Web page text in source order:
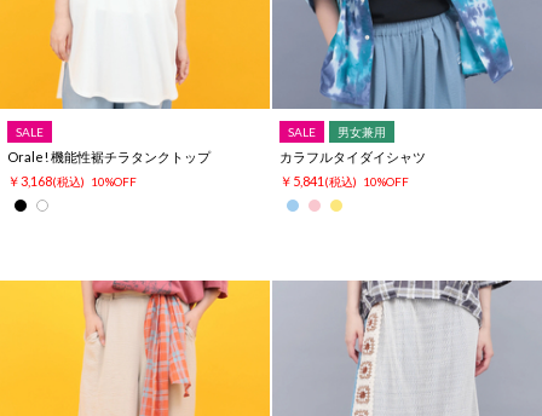
SALE
Orale! 機能性裾チラタンクトップ
￥3,168(税込) 10%OFF
SALE 男女兼用
カラフルタイダイシャツ
￥5,841 (税込) 10%OFF